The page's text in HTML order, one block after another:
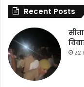
Recent Posts
22